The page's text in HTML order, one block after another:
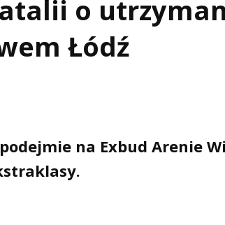
o
Łódź
na Exbud Arenie